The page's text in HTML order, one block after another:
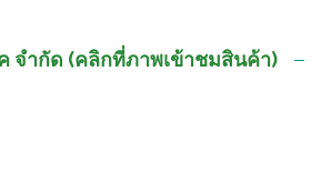
จำกัด (คลิกที่ภาพเข้าชมสินค้า)